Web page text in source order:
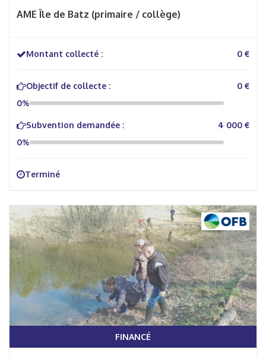
AME Île de Batz (primaire / collège)
Montant collecté : 0 €
Objectif de collecte :
0 €
0%
Subvention demandée :
4 000 €
0%
Terminé
FINANCÉ